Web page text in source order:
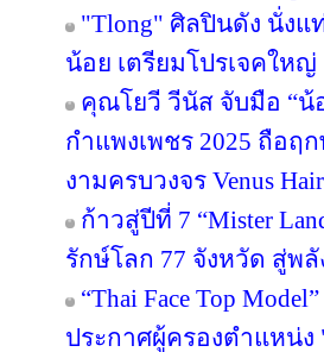
"Tlong" ศิลปินดัง นั่ง
น้อย เตรียมโปรเจคใหญ่
คุณโยวี วีนัส จับมือ “
กำแพงเพชร 2025 ถือฤ
งามครบวงจร Venus
ก้าวสู่ปีที่ 7 “Mister
รักษ์โลก 77 จังหวัด สู่พ
“Thai Face Top
ประกาศผู้ครองตำแหน่ง